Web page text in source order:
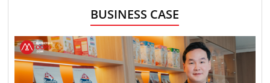
BUSINESS CASE